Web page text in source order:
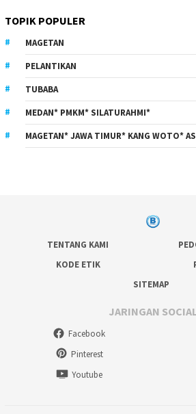
TOPIK POPULER
MAGETAN
PELANTIKAN
TUBABA
MEDAN* PMKM* SILATURAHMI*
MAGETAN* JAWA TIMUR* KANG WOTO*
TENTANG KAMI
KODE ETIK
SITEMAP
JARINGAN
Facebook
Pinterest
Youtube